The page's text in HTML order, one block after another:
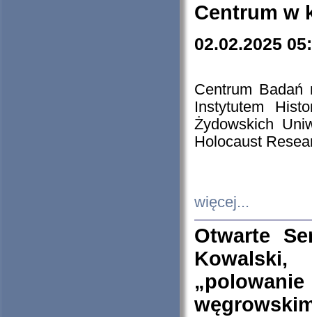
Centrum w
02.02.2025
Centrum Badań
Instytutem
Żydowskich
Holocaust
więcej...
Otwarte